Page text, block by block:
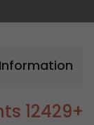
Information
+12429 Restaurants